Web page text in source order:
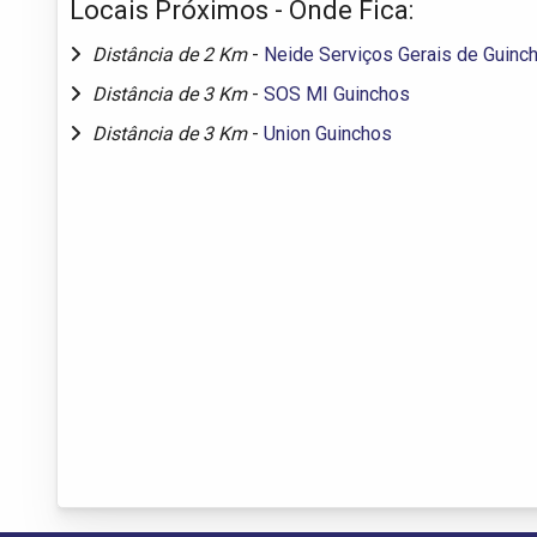
Locais Próximos - Onde Fica:
Distância de 2 Km - Neide Serviços Gerais de
Distância de 3 Km - SOS MI Guinchos
Distância de 3 Km - Union Guinchos